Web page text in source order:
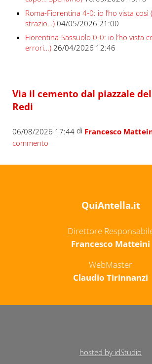
Roma-Fiorentina 4-0: io l’ho vista così
strazio…) 04/05/2026 21:00
Fiorentina-Sassuolo 0-0: io l’ho vista
errori…) 26/04/2026 12:46
Via il cemento dal piazzale
Redi
06/08/2026 17:44di Francesco
commento
QuiAntella.it
Direttore
Francesco Matteini
WebMaster
Claudio Tirinnanzi
hosted by idStudio